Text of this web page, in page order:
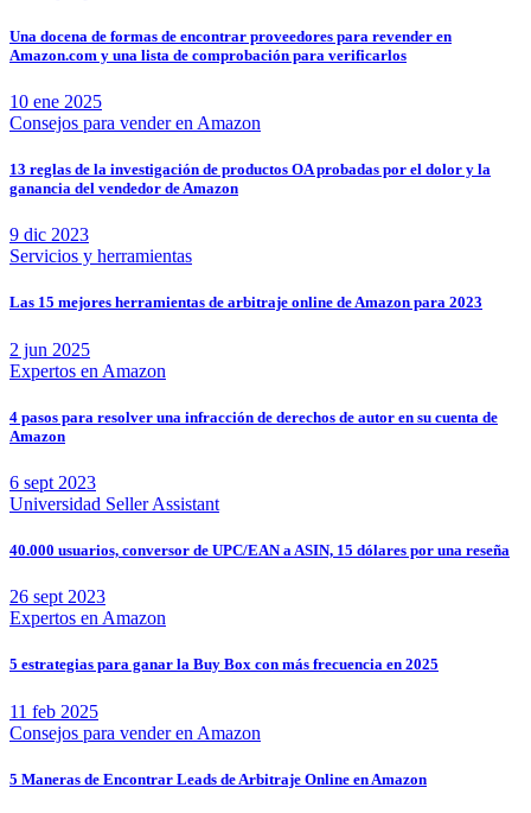
Una docena de formas de encontrar proveedores para revender en
Amazon.com y una lista de comprobación para verificarlos
10 ene 2025
Consejos para vender en Amazon
13 reglas de la investigación de productos OA probadas por el dolor y la
ganancia del vendedor de Amazon
9 dic 2023
Servicios y herramientas
Las 15 mejores herramientas de arbitraje online de Amazon para 2023
2 jun 2025
Expertos en Amazon
4 pasos para resolver una infracción de derechos de autor en su cuenta de
Amazon
6 sept 2023
Universidad Seller Assistant
40.000 usuarios, conversor de UPC/EAN a ASIN, 15 dólares por una reseña
26 sept 2023
Expertos en Amazon
5 estrategias para ganar la Buy Box con más frecuencia en 2025
11 feb 2025
Consejos para vender en Amazon
5 Maneras de Encontrar Leads de Arbitraje Online en Amazon